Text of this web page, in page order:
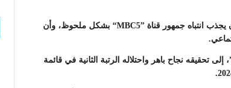
انتباه جمهور قناة “MBC5” بشكل ملحوظ، وأن
نجاح باهر واحتلاله الرتبة الثانية في قائمة
.